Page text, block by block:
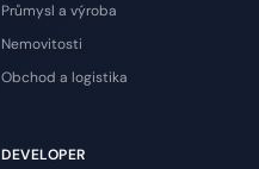
Průmysl a výroba
Nemovitosti
Obchod a logistika
DEVELOPER